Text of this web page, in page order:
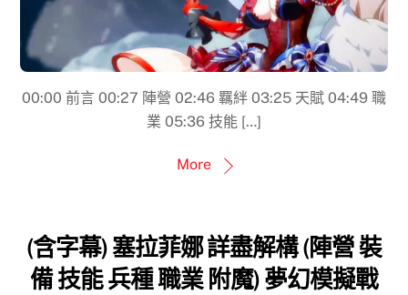
00:00​ 前言 00:27 陣營 02:46 羈絆 03:25​ 天賦 04:49 職
業 05:36 技能 […]
More
(含字幕) 塞拉菲娜 詳盡解構 (陣營 裝
備 技能 兵種 職業 附魔) 夢幻模擬戰